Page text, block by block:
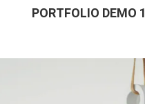
PORTFOLIO DEMO 1